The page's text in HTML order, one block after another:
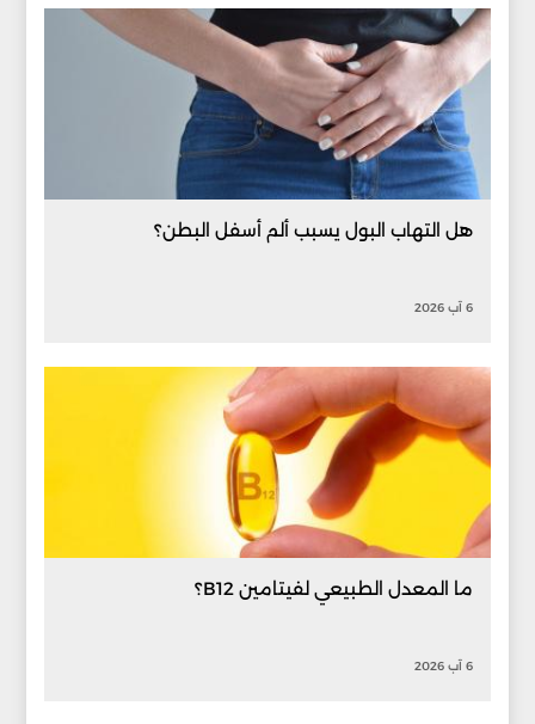
هل التهاب البول يسبب ألم أسفل البطن؟
6 آب 2026
ما المعدل الطبيعي لفيتامين B12؟
6 آب 2026